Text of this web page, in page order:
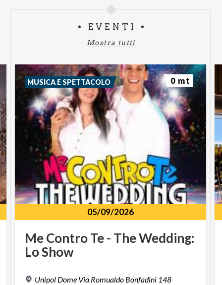
EVENTI
Mostra tutti
05/09/2026
MeControTe- TheWedding:
LoShow
Unipol Dome Via Romualdo Bonfadini 148
MUSICA E SPETTACOLO 0 mt